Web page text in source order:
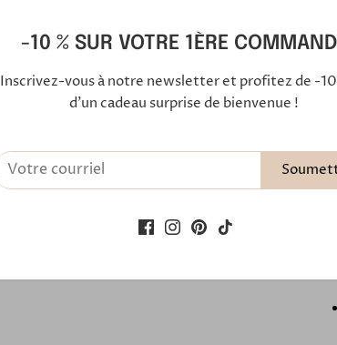
-10 % SUR VOTRE 1ÈRE
Inscrivez-vous à notre newsletter et profitez de -
d'un cadeau surprise de bienvenue !